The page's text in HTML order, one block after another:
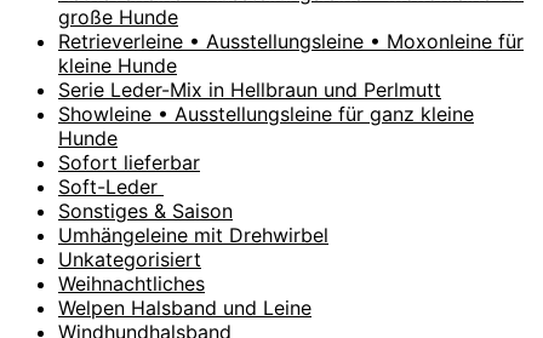
große Hunde
Retrieverleine • Ausstellungsleine • Moxonleine für
kleine Hunde
Serie Leder-Mix in Hellbraun und Perlmutt
Showleine • Ausstellungsleine für ganz kleine
Hunde
Sofort lieferbar
Soft-Leder
Sonstiges & Saison
Umhängeleine mit Drehwirbel
Unkategorisiert
Weihnachtliches
Welpen Halsband und Leine
Windhundhalsband